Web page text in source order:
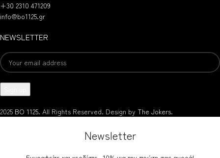
+30 2310 471209
info@bo1125.gr
NEWSLETTER
2025 BO 1125. All Rights Reserved. Design by The Jokers.
Newsletter